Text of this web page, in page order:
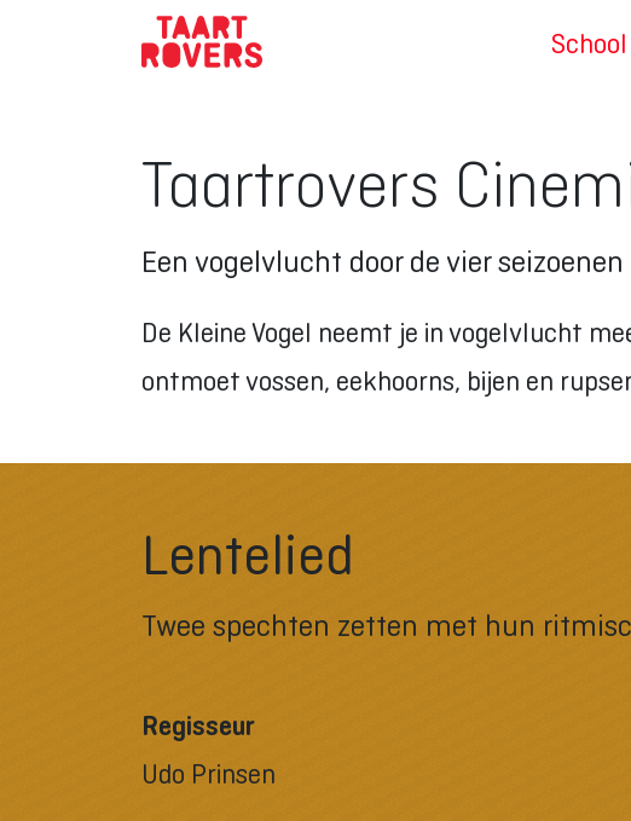
School
Taartrovers
Een vogelvlucht door de vier seizoenen
De Kleine Vogel neemt je in vogelvlucht
ontmoet vossen, eekhoorns, bijen en
Lentelied
Twee spechten zetten met hun
Regisseur
Udo Prinsen